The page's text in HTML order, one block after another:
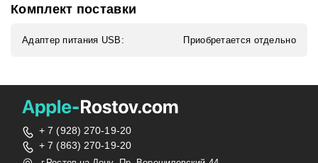
Комплект поставки
Адаптер питания USB: Приобретается отдельно
+ 7 (928) 270-19-20
+ 7 (863) 270-19-20